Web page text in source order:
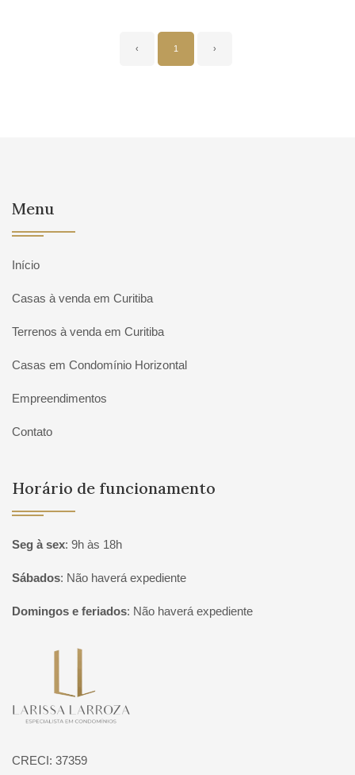
‹ 1 ›
Menu
Início
Casas à venda em Curitiba
Terrenos à venda em Curitiba
Casas em Condomínio Horizontal
Empreendimentos
Contato
Horário de funcionamento
Seg à sex: 9h às 18h
Sábados: Não haverá expediente
Domingos e feriados: Não haverá expediente
CRECI: 37359